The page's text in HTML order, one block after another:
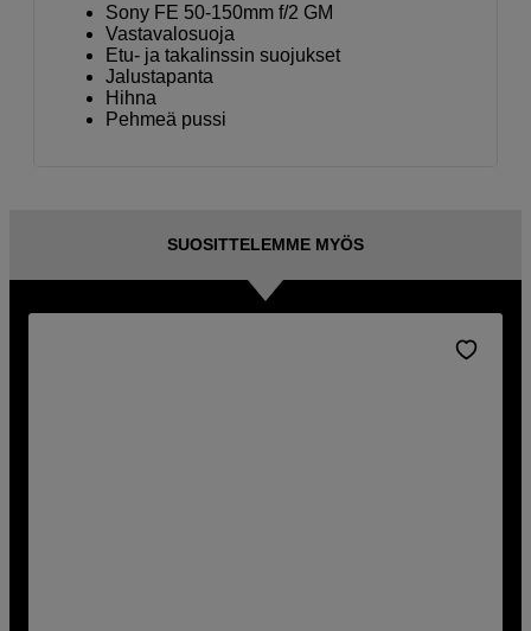
Sony FE 50-150mm f/2 GM
Vastavalosuoja
Etu- ja takalinssin suojukset
Jalustapanta
Hihna
Pehmeä pussi
SUOSITTELEMME MYÖS